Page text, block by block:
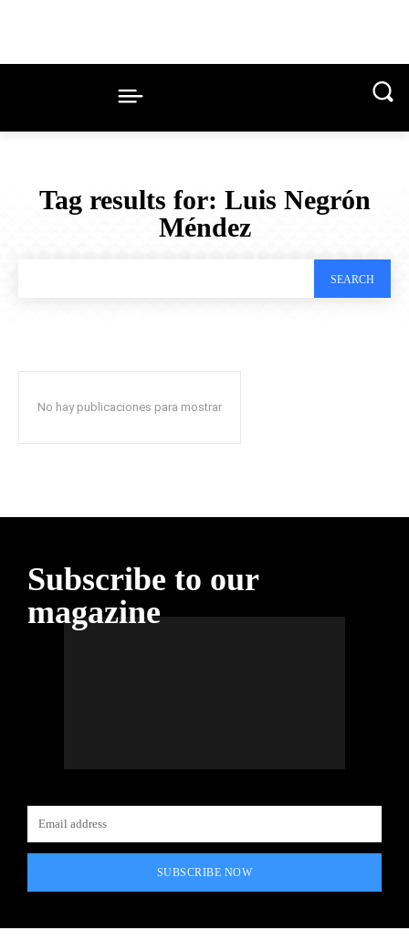
Tag results for: Luis Negrón
Méndez
SEARCH
No hay publicaciones para mostrar
Subscribe to our
magazine
SUBSCRIBE NOW